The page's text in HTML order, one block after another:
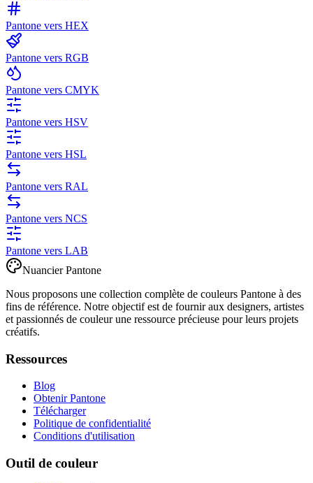
Pantone vers HEX
Pantone vers RGB
Pantone vers CMYK
Pantone vers HSV
Pantone vers HSL
Pantone vers RAL
Pantone vers NCS
Pantone vers LAB
Nuancier Pantone
Nous proposons une collection complète de couleurs Pantone à des
fins de référence. Notre objectif est de fournir aux designers, artistes
et passionnés de couleur une ressource précieuse pour leurs projets
créatifs.
Ressources
Blog
Obtenir Pantone
Télécharger
Politique de confidentialité
Conditions d'utilisation
Outil de couleur